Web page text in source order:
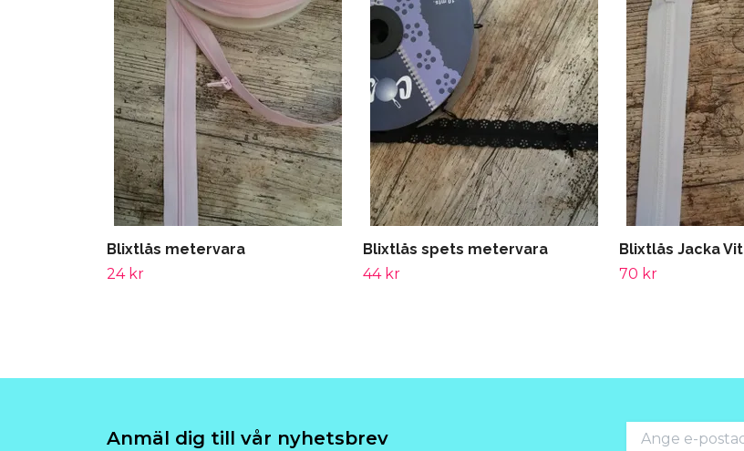
Blixtlås metervara
24 kr
Blixtlås spets metervara
44 kr
Blixtlås Jacka Vit
70 kr
Anmäl dig till vår nyhetsbrev